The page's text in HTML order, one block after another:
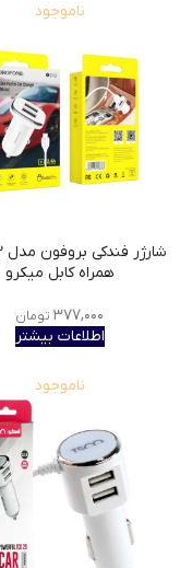
ناموجود
همراه کابل میکرو
۳۷۷,۰۰۰ تومان
اطلاعات بیشتر
ناموجود